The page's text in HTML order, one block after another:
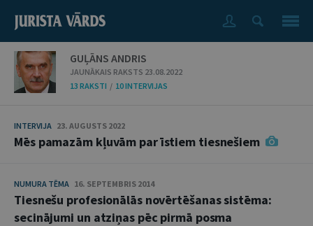
GUĻĀNS ANDRIS
JAUNĀKAIS RAKSTS 23.08.2022
13 RAKSTI / 10 INTERVIJAS
INTERVIJA 23. AUGUSTS 2022
Mēs pamazām kļuvām par īstiem tiesnešiem
NUMURA TĒMA 16. SEPTEMBRIS 2014
Tiesnešu profesionālās novērtēšanas sistēma:
secinājumi un atziņas pēc pirmā posma